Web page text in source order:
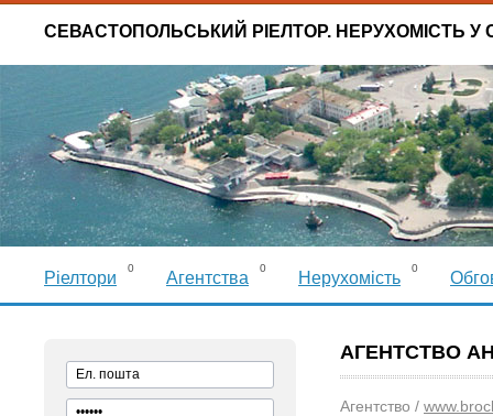
СЕВАСТОПОЛЬСЬКИЙ РІЕЛТОР. НЕРУХОМІСТЬ У
Ріелтори
0
Агентства
0
Нерухомість
0
АГЕНТСТВО АН
Агентство /